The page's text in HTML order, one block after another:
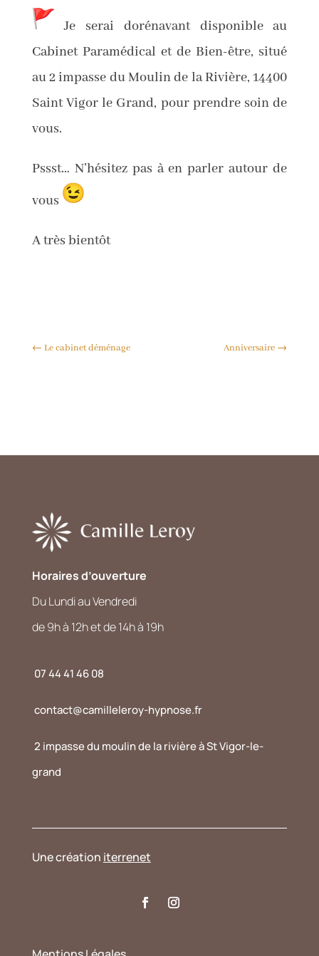
Je serai dorénavant disponible au
Cabinet Paramédical et de Bien-être, situé
au 2 impasse du Moulin de la Rivière, 14400
Saint Vigor le Grand, pour prendre soin de
vous.
Pssst… N’hésitez pas à en parler autour de
vous
A très bientôt
← Le cabinet déménage Anniversaire →
Horaires d’ouverture
Du Lundi au Vendredi
de 9h à 12h et de 14h à 19h
07 44 41 46 08
contact@camilleleroy-hypnose.fr
2 impasse du moulin de la rivière à St Vigor-le-
grand
Une création iterrenet